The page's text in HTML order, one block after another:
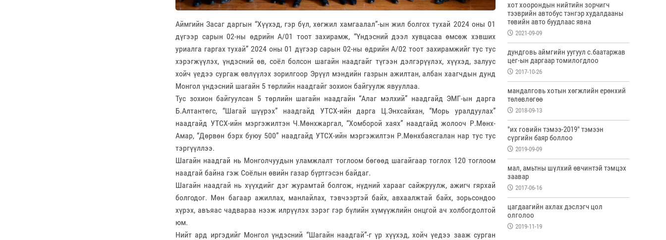
Аймгийн Засаг даргын “Хүүхэд, гэр бүл, хөгжил хамгаалал”-ын жил болгох тухай 2024 оны 01
дүгээр сарын 02-ны өдрийн А/01 тоот захирамж, “Үндэсний дээл хувцасаа өмсөж хэвших
уриалга гаргах тухай” 2024 оны 01 дүгээр сарын 02-ны өдрийн А/02 тоот захирамжийг тус тус
хэрэгжүүлэх, үндэсний өв, соёл болсон шагайн наадгайг түгээн дэлгэрүүлэх, хүүхэд, залуус
хойч үедээ сургаж өвлүүлэх зорилгоор Эрүүл мэндийн газрын ажилтан, албан хаагчдын дунд
Монгол үндэсний шагайн 5 төрлийн наадгайг зохион байгуулж явууллаа.
Тус зохион байгуулсан 5 төрлийн шагайн наадгайн “Алаг мэлхий” наадгайд ЭМГ-ын дарга
Б.Алтантөгс, “Шагай шүүрэх” наадгайд УТСХ-ийн дарга Ц.Энхсайхан, “Морь уралдуулах”
наадгайд УТСХ-ийн мэргэжилтэн Ч.Мөнхжаргал, “Хомборой хаях” наадгайд жолооч Р.Мөнх-
Амар, “Дөрвөн бэрх буюу 500” наадгайд УТСХ-ийн мэргэжилтэн Р.Мөнхбаясгалан нар тус тус
тэргүүллээ.
Шагайн наадгай нь Монголчуудын уламжлалт тоглоом бөгөөд шагайгаар тоглох 120 тоглоом
наадгай байна гэж Соёлын өвийн газар бүртгэсэн байдаг.
Шагайн наадгай нь хүүхдийг дэг журамтай болгож, нүдний харааг сайжруулж, ажигч гярхай
болгодог. Мөн багаар ажиллах, манлайлах, тэвчээртэй байх, авхаалжтай байх, зорьсондоо
хүрэх, авъяас чадвараа нээж илрүүлэх зэрэг гэр бүлийн хүмүүжлийн онцгой ач холбогдолтой
юм.
Нийт ард иргэдийг Монгол үндэсний “Шагайн наадгай”-г үр хүүхэд, хойч үедээ зааж сурган
хот хоорондын нийтийн зорчигч
тээврийн автобус тэнгэр худалдааны
төвийн авто буудлаас явна
2021-09-09
дундговь аймгийн уугуул с.баатаржав
цег-ын даргаар томилогдлоо
2017-10-26
мандалговь хотын хөгжлийн ерөнхий
төлөвлөгөө
2018-09-13
"их говийн тэмээ-2019" тэмээн
сүргийн баяр боллоо
2019-09-09
мал, амьтны шүлхий өвчинтэй тэмцэх
заавар
2017-06-16
цагдаагийн ахлах дэслэгч цол
олголоо
2019-11-19